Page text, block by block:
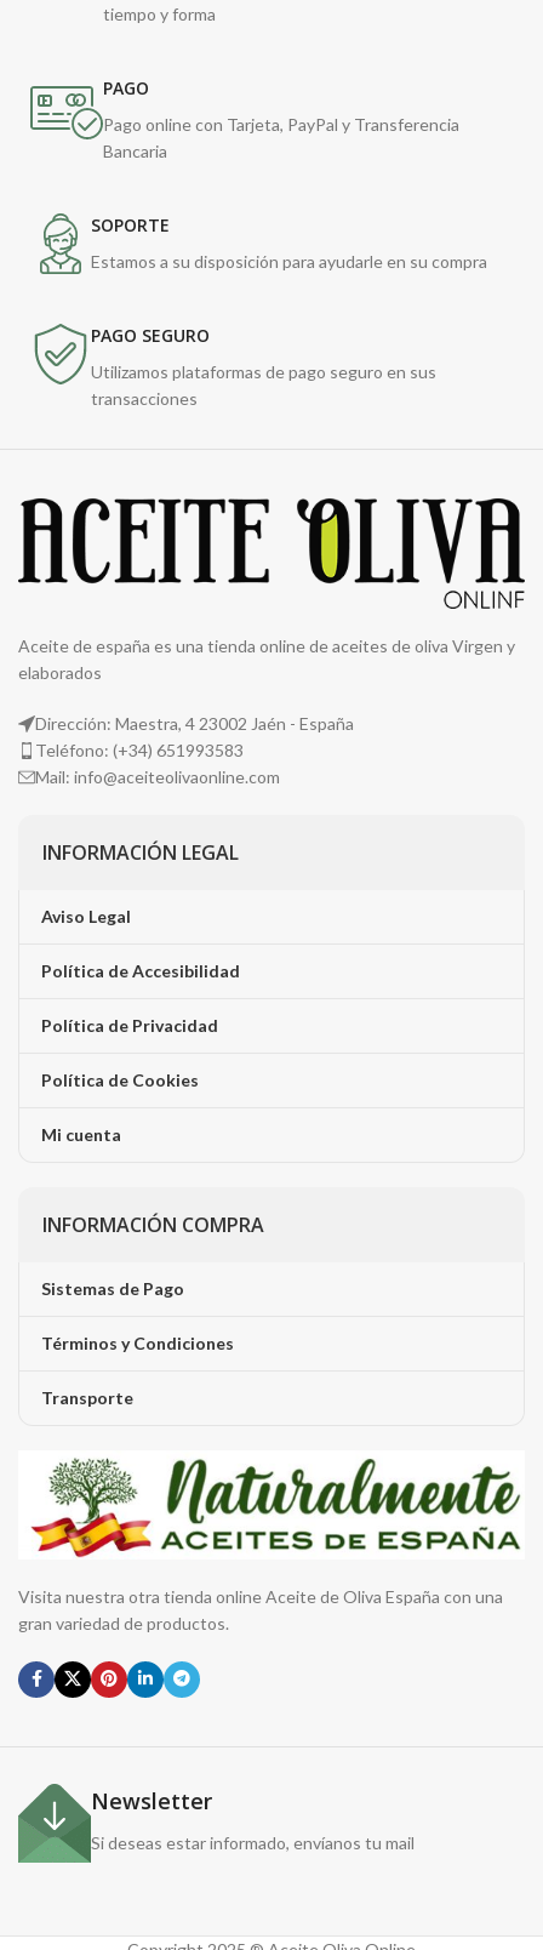
tiempo y forma
PAGO
Pago online con Tarjeta, PayPal y Transferencia
Bancaria
SOPORTE
Estamos a su disposición para ayudarle en su compra
PAGO SEGURO
Utilizamos plataformas de pago seguro en sus
transacciones
Aceite de españa es una tienda online de aceites de oliva Virgen y
elaborados
Dirección: Maestra, 4 23002 Jaén - España
Teléfono: (+34) 651993583
Mail: info@aceiteolivaonline.com
INFORMACIÓN LEGAL
Aviso Legal
Política de Accesibilidad
Política de Privacidad
Política de Cookies
Mi cuenta
INFORMACIÓN COMPRA
Sistemas de Pago
Términos y Condiciones
Transporte
Visita nuestra otra tienda online Aceite de Oliva España con una
gran variedad de productos.
Newsletter
Si deseas estar informado, envíanos tu mail